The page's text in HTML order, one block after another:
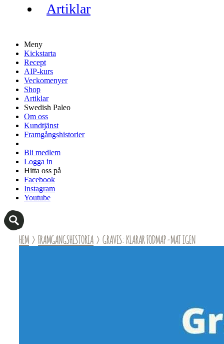
Artiklar
Meny
Kickstarta
Recept
AIP-kurs
Veckomenyer
Shop
Artiklar
Swedish Paleo
Om oss
Kundtjänst
Framgångshistorier
Bli medlem
Logga in
Hitta oss på
Facebook
Instagram
Youtube
HEM › FRAMGANGSHISTORIA › GRAVES: KLARAR FODMAP-MAT IGEN